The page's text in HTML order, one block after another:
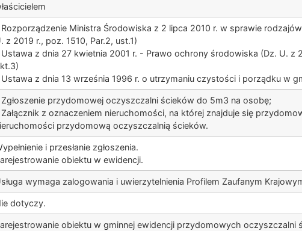
Ministra Środowiska z 2 lipca 2010 r. w sprawie
z 2019 r., poz. 1510, Par.2, ust.1)
z dnia 27 kwietnia 2001 r. - Prawo ochrony środowiska (Dz. U. z
z dnia 13 września 1996 r. o utrzymaniu czystości i porządku w
przydomowej oczyszczalni ścieków do 5m3 na osobę;
z oznaczeniem nieruchomości, na której znajduje się
przydomową oczyszczalnią ścieków.
i przesłanie zgłoszenia.
obiektu w ewidencji.
wymaga zalogowania i uwierzytelnienia Profilem Zaufanym
dotyczy.
obiektu w gminnej ewidencji przydomowych oczyszczalni